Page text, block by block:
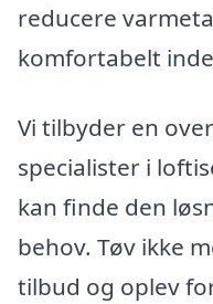
reducere
komfortabelt
Vi tilbyder en
specialister i
kan finde den
behov. Tøv ikke
tilbud og oplev